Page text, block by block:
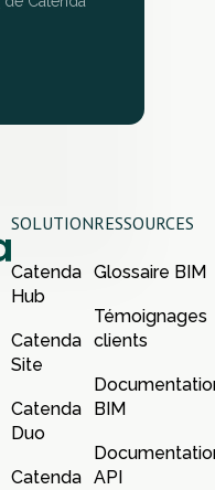
SOLUTION
Catenda
Hub
Catenda
Site
Catenda
Duo
Catenda
RESSOURCES
Glossaire BIM
Témoignages
clients
BIM
API